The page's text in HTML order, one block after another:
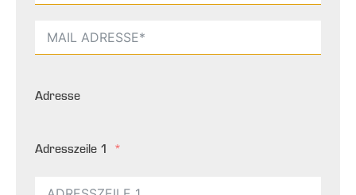
Adresse
Adresszeile 1